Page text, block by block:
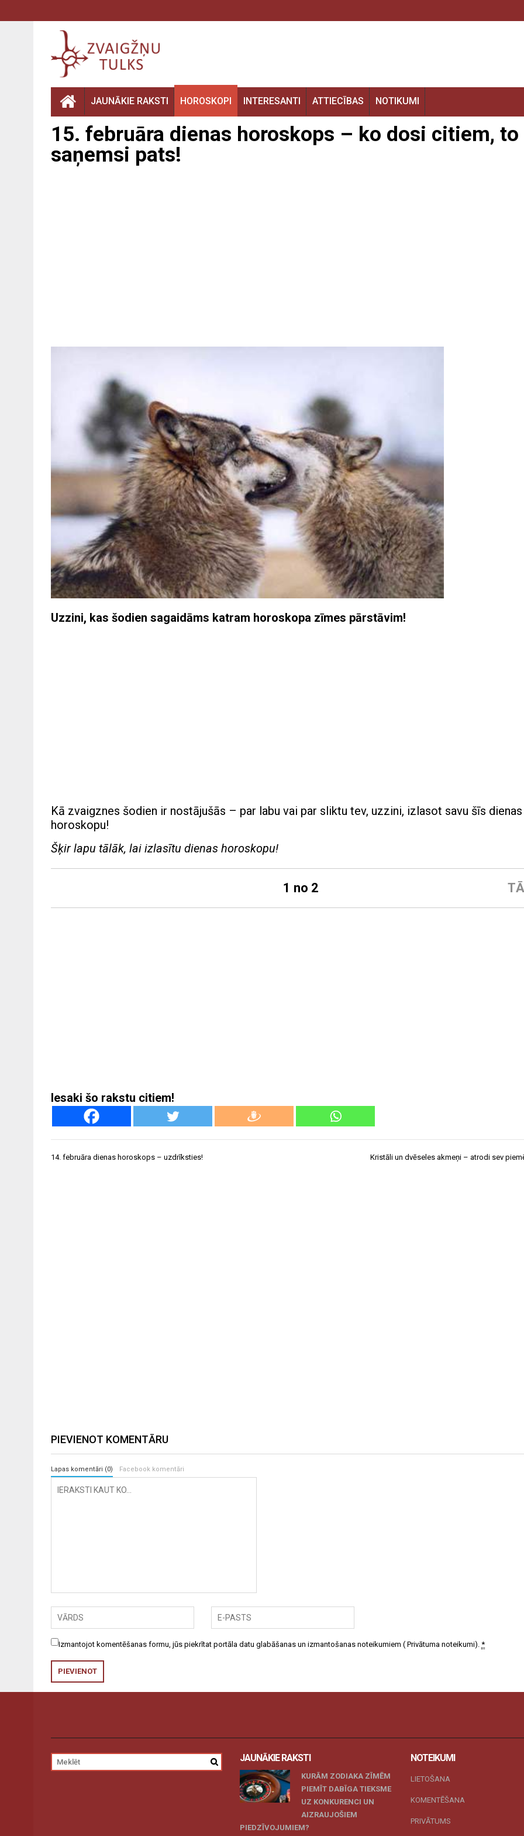
JAUNĀKIE RAKSTI HOROSKOPI INTERESANTI ATTIECĪBAS NOTIKUMI
15. februāra dienas horoskops – ko dosi citiem, to
saņemsi pats!
Uzzini, kas šodien sagaidāms katram horoskopa zīmes pārstāvim!
Kā zvaigznes šodien ir nostājušās – par labu vai par sliktu tev, uzzini, izlasot savu šīs dienas
horoskopu!
Šķir lapu tālāk, lai izlasītu dienas horoskopu!
1 no 2
Iesaki šo rakstu citiem!
Ziņu
14. februāra dienas horoskops – uzdrīksties! Kristāli un dvēseles akmeņi – atrodi sev
PIEVIENOT KOMENTĀRU
Lapas komentāri (0) Facebook komentāri
Izmantojot komentēšanas formu, jūs piekrītat portāla datu glabāšanas un izmantošanas noteikumiem ( Privātuma noteikumi). *
JAUNĀKIE RAKSTI
KURĀM ZODIAKA ZĪMĒM
PIEMĪT DABĪGA TIEKSME
UZ KONKURENCI UN
AIZRAUJOŠIEM
PIEDZĪVOJUMIEM?
NOTEIKUMI
LIETOŠANA
KOMENTĒŠANA
PRIVĀTUMS